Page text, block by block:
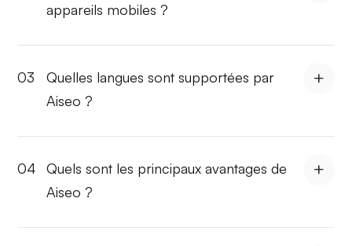
appareils mobiles ?
03
Quelles langues sont supportées par
Aiseo ?
04
Quels sont les principaux avantages de
Aiseo ?